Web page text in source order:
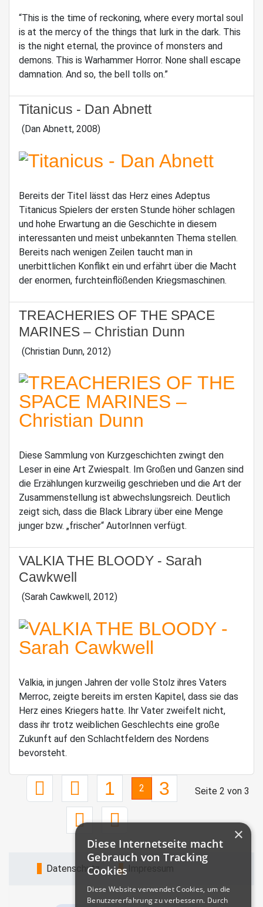
“This is the time of reckoning, where every mortal soul
is at the mercy of the things that lurk in the dark. This
is the night eternal, the province of monsters and
demons. This is Warhammer Horror. None shall escape
damnation. And so, the bell tolls on.”
Titanicus - Dan Abnett
(Dan Abnett, 2008)
Bereits der Titel lässt das Herz eines Adeptus
Titanicus Spielers der ersten Stunde höher schlagen
und hohe Erwartung an die Geschichte in diesem
interessanten und meist unbekannten Thema stellen.
Bereits nach wenigen Zeilen taucht man in
unerbittlichen Konflikt ein und erfährt über die Macht
der enormen, furchteinflößenden Kriegsmaschinen.
TREACHERIES OF THE SPACE
MARINES – Christian Dunn
(Christian Dunn, 2012)
Diese Sammlung von Kurzgeschichten zwingt den
Leser in eine Art Zwiespalt. Im Großen und Ganzen sind
die Erzählungen kurzweilig geschrieben und die Art der
Zusammenstellung ist abwechslungsreich. Deutlich
zeigt sich, dass die Black Library über eine Menge
junger bzw. „frischer“ AutorInnen verfügt.
VALKIA THE BLOODY - Sarah
Cawkwell
(Sarah Cawkwell, 2012)
Valkia, in jungen Jahren der volle Stolz ihres Vaters
Merroc, zeigte bereits im ersten Kapitel, dass sie das
Herz eines Kriegers hatte. Ihr Vater zweifelt nicht,
dass ihr trotz weiblichen Geschlechts eine große
Zukunft auf den Schlachtfeldern des Nordens
bevorsteht.
Seite 2 von 3
1 2 3
Datenschutz
×
Diese Internetseite macht
Gebrauch von Tracking
Cookies
Diese Website verwendet Cookies, um die
Benutzererfahrung zu verbessern. Durch